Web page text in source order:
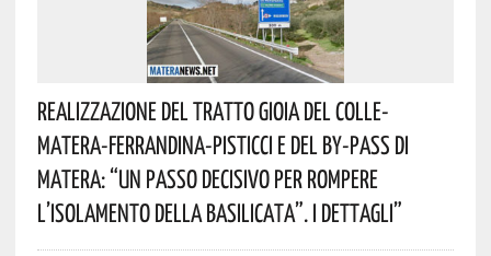
Realizzazione Del Tratto Gioia Del Colle-
Matera-Ferrandina-Pisticci E Del By-Pass Di
Matera: “Un Passo Decisivo Per Rompere
L’isolamento Della Basilicata”. I Dettagli”